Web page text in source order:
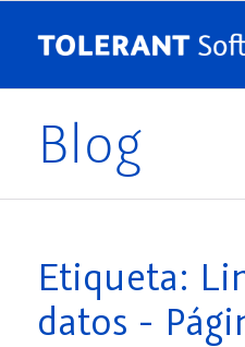
Blog
Etiqueta:
datos -